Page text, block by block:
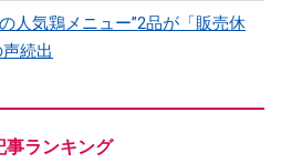
人気鶏メニュー”2品が「販売休
続出